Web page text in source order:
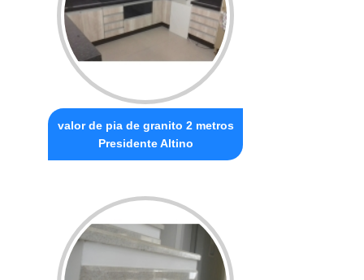
valor de pia de granito 2 metros
Presidente Altino